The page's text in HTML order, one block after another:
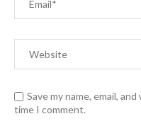
Save my name, email,
time I comment.